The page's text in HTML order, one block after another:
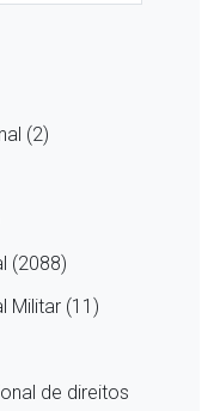
(2)
(2088)
Militar (11)
de direitos